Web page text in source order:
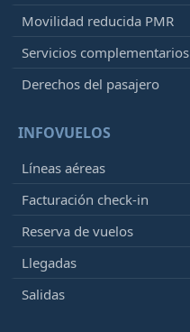
Movilidad reducida PMR
Servicios complementarios
Derechos del pasajero
INFOVUELOS
Líneas aéreas
Facturación check-in
Reserva de vuelos
Llegadas
Salidas